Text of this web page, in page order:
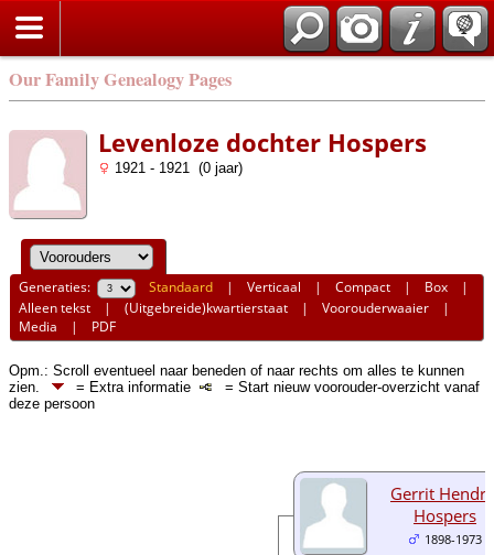
Our Family Genealogy Pages
Levenloze dochter Hospers
1921 - 1921 (0 jaar)
Generaties: Standaard |Verticaal |Compact | Box |
Alleen tekst |(Uitgebreide)kwartierstaat |Voorouderwaaier |
Media | PDF
Opm.: Scroll eventueel naar beneden of naar rechts om alles te kunnen
zien.
= Extra informatie
= Start nieuw voorouder-overzicht vanaf
deze persoon
Gerrit
Hospers
1898-1973